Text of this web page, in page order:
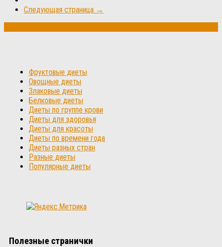
Следующая страница →
Фруктовые диеты
Овощные диеты
Злаковые диеты
Белковые диеты
Диеты по группе крови
Диеты для здоровья
Диеты для красоты
Диеты по времени года
Диеты разных стран
Разные диеты
Популярные диеты
Полезные странички